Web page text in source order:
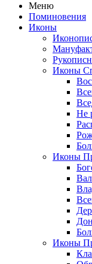
Меню
Поминовения
Иконы
Иконы
Не
Иконы
Иконы